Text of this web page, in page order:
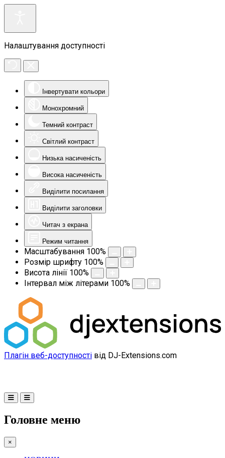
Налаштування доступності
Інвертувати кольори
Монохромний
Темний контраст
Світлий контраст
Низька насиченість
Висока насиченість
Виділити посилання
Виділити заголовки
Читач з екрана
Режим читання
Масштабування 100%
Розмір шрифту 100%
Висота лінії 100%
Інтервал між літерами 100%
Плагін веб-доступності від DJ-Extensions.com
Головне меню
×